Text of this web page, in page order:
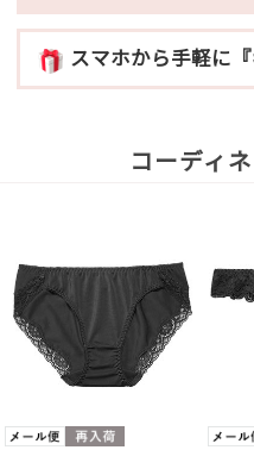
スマホから手軽に
コーディ